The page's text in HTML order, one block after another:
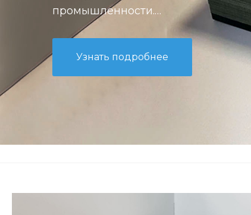
промышленности.
Минимальный заказ 80 000 руб.
Узнать подробнее